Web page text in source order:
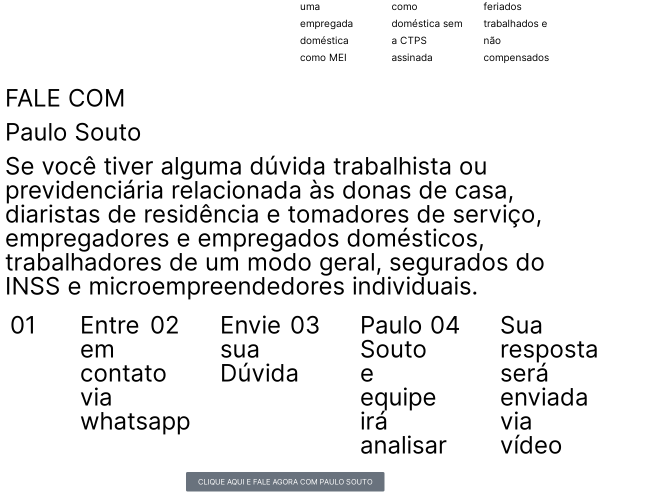
uma
empregada
doméstica
como MEI
como
doméstica sem
a CTPS
assinada
feriados
trabalhados e
não
compensados
FALE COM
Paulo Souto
Se você tiver alguma dúvida trabalhista ou
previdenciária relacionada às donas de casa,
diaristas de residência e tomadores de serviço,
empregadores e empregados domésticos,
trabalhadores de um modo geral, segurados do
INSS e microempreendedores individuais.
01
Entre
em
contato
via
whatsapp
02
Envie
sua
Dúvida
03
Paulo
Souto
e
equipe
irá
analisar
04
Sua
resposta
será
enviada
via
vídeo
CLIQUE AQUI E FALE AGORA COM PAULO SOUTO